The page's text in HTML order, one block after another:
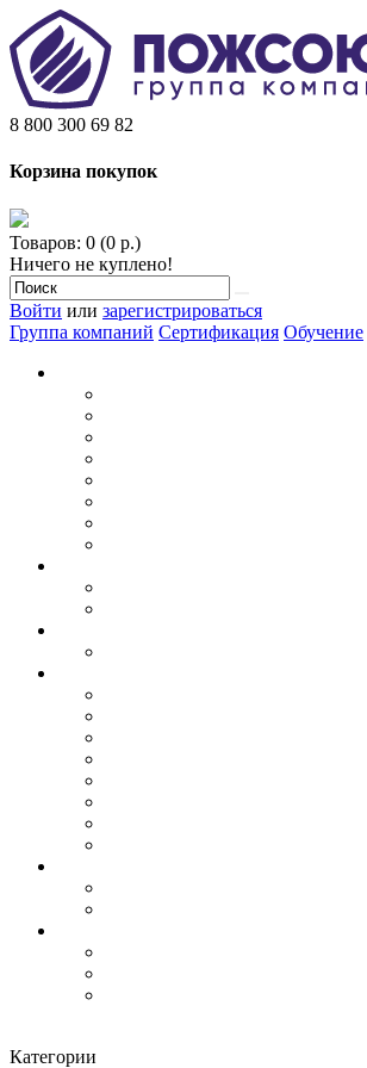
8 800 300 69 82
Корзина покупок
Товаров: 0 (0 р.)
Ничего не куплено!
Войти или зарегистрироваться
Группа компаний Сертификация Обучение
Категории